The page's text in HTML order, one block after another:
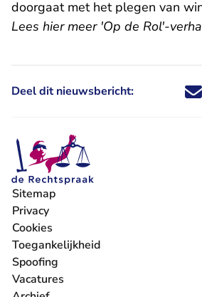
doorgaat met het plegen van
Lees hier meer 'Op de Rol'-
Deel dit nieuwsbericht: Deel dit
Deel
Sitemap
Privacy
Cookies
Toegankelijkheid
Spoofing
Vacatures
- U verlaat Rechtspraak.nl